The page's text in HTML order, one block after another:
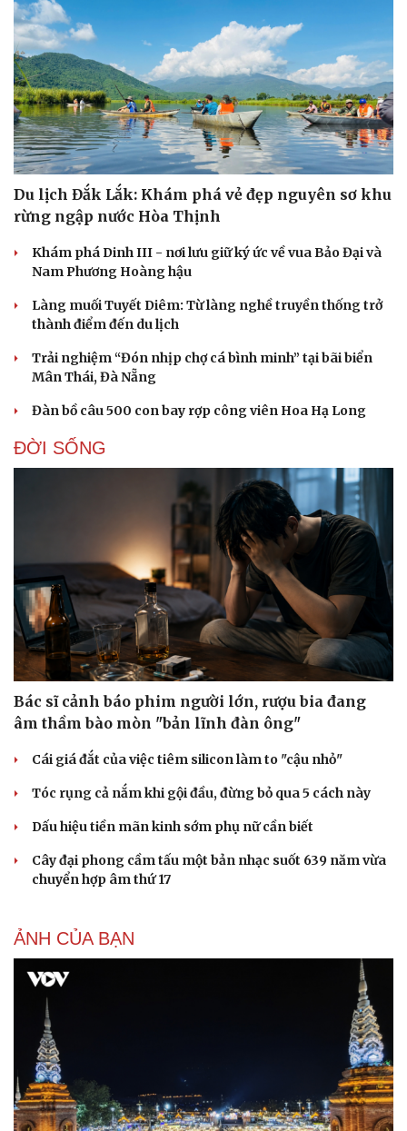
Du lịch
Tư vấn
Podcast
Hạt giống tâm hồn
Du lịch Đắk Lắk: Khám phá vẻ đẹp nguyên sơ khu
rừng ngập nước Hòa Thịnh
Khám phá Dinh III - nơi lưu giữ ký ức về vua Bảo Đại và
Nam Phương Hoàng hậu
Làng muối Tuyết Diêm: Từ làng nghề truyền thống trở
thành điểm đến du lịch
Trải nghiệm “Đón nhịp chợ cá bình minh” tại bãi biển
Mân Thái, Đà Nẵng
Đàn bồ câu 500 con bay rợp công viên Hoa Hạ Long
ĐỜI SỐNG
Bác sĩ cảnh báo phim người lớn, rượu bia đang
âm thầm bào mòn "bản lĩnh đàn ông"
Cái giá đắt của việc tiêm silicon làm to "cậu nhỏ"
Tóc rụng cả nắm khi gội đầu, đừng bỏ qua 5 cách này
Dấu hiệu tiền mãn kinh sớm phụ nữ cần biết
Cây đại phong cầm tấu một bản nhạc suốt 639 năm vừa
chuyển hợp âm thứ 17
ẢNH CỦA BẠN